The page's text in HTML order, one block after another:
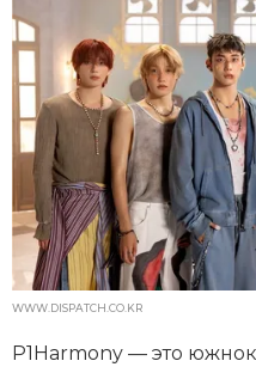
WWW.DISPATCH.CO.KR
P1Harmony — это